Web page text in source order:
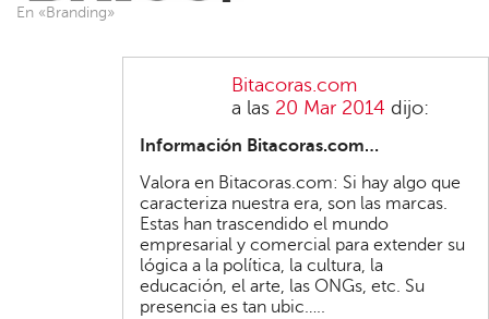
En «Branding»
Bitacoras.com
a las 20 Mar 2014 dijo:
Información Bitacoras.com…
Valora en Bitacoras.com: Si hay algo que
caracteriza nuestra era, son las marcas.
Estas han trascendido el mundo
empresarial y comercial para extender su
lógica a la política, la cultura, la
educación, el arte, las ONGs, etc. Su
presencia es tan ubic…..